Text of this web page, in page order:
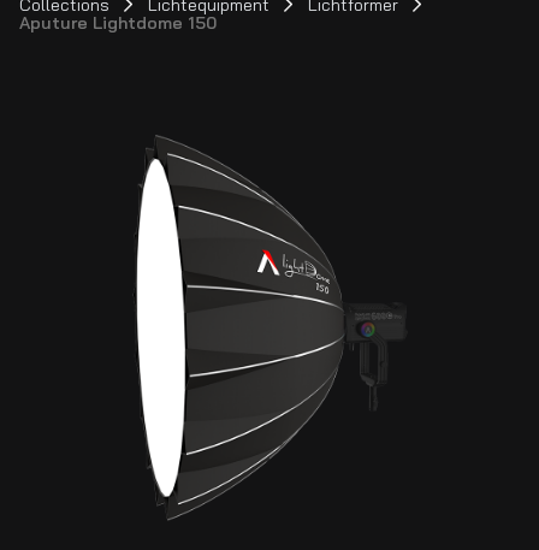
Collections Lichtequipment
Lichtformer
Aputure Lightdome 150